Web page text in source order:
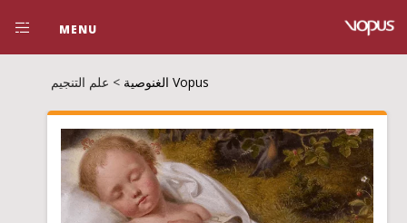
MENU
Vopus الغنوصية > علم التنجيم